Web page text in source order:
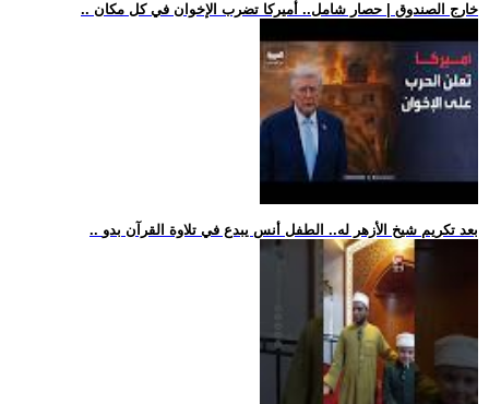
.. خارج الصندوق | حصار شامل.. أميركا تضرب الإخوان في كل مكان
.. بعد تكريم شيخ الأزهر له.. الطفل أنس يبدع في تلاوة القرآن بدو